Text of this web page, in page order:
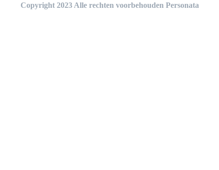
Copyright 2023 Alle rechten voorbehouden Personata